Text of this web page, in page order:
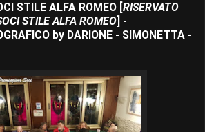
STILE ALFA ROMEO [RISERVATO
STILE ALFA ROMEO] -
by DARIONE - SIMONETTA -